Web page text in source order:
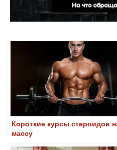
Короткие курсы стероидов
массу